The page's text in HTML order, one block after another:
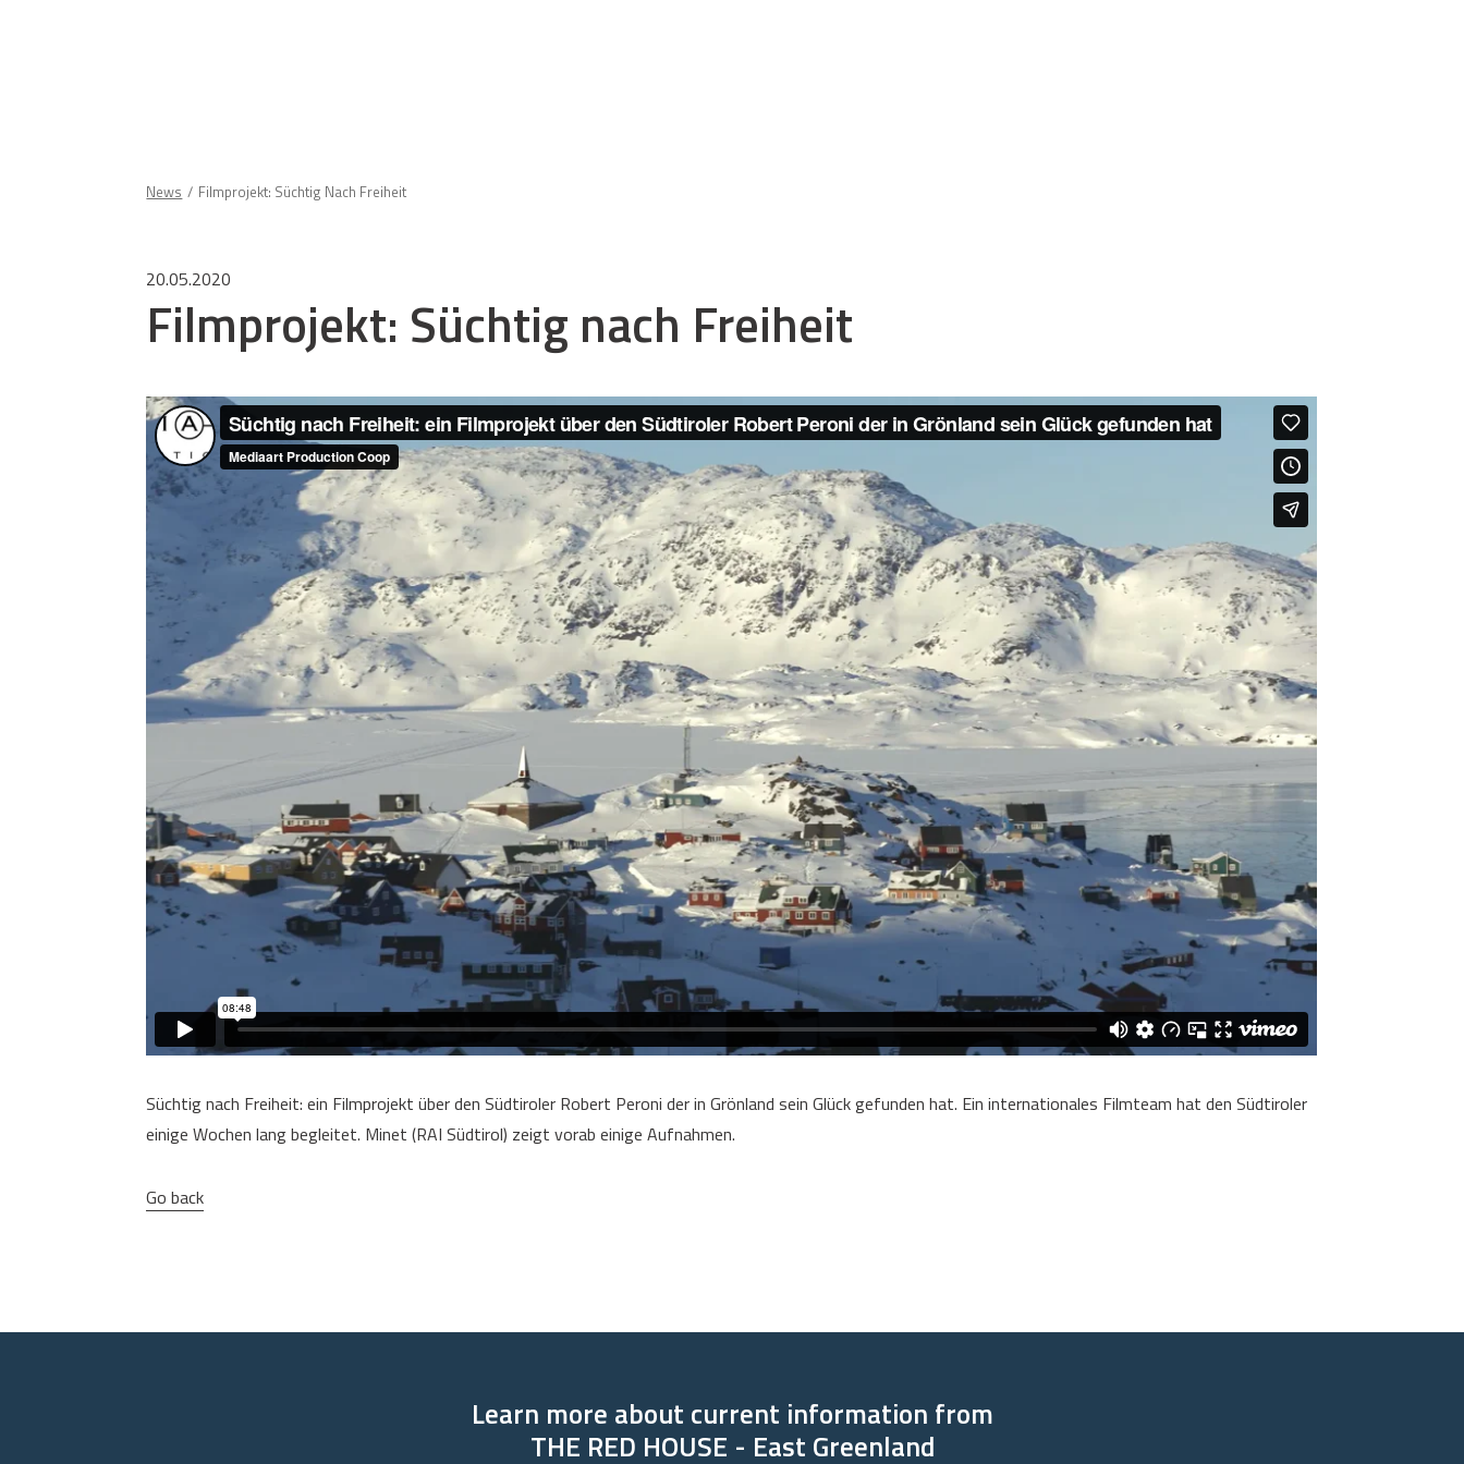
News Filmprojekt: Süchtig Nach Freiheit
20.05.2020
Filmprojekt: Süchtig nach Freiheit
Süchtig nach Freiheit: ein Filmprojekt über den Südtiroler Robert Peroni der in Grönland sein Glück gefunden hat. Ein internationales Filmteam hat den Südtiroler
einige Wochen lang begleitet. Minet (RAI Südtirol) zeigt vorab einige Aufnahmen.
Go back
Learn more about current information from
THE RED HOUSE - East Greenland